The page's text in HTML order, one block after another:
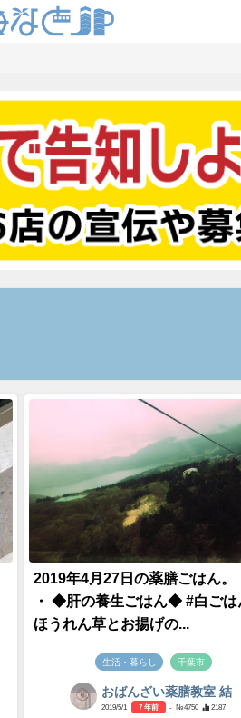
2019年4月27日の薬膳ごはん。
・ ◆肝の養生ごはん◆ #白ごは
ほうれん草とお揚げの...
生活・暮らし 千葉市
おばんざい薬膳教室 結
2019/5/1 7 年前 - №4750 2187